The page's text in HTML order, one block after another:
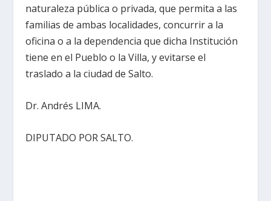
naturaleza pública o privada, que permita a las
familias de ambas localidades, concurrir a la
oficina o a la dependencia que dicha Institución
tiene en el Pueblo o la Villa, y evitarse el
traslado a la ciudad de Salto.
Dr. Andrés LIMA.
DIPUTADO POR SALTO.